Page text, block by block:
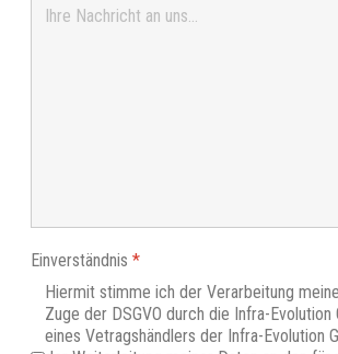
Einverständnis *
Hiermit stimme ich der Verarbeitung
Zuge der DSGVO durch die Infra-Evolution
eines Vetragshändlers der Infra-Evolution